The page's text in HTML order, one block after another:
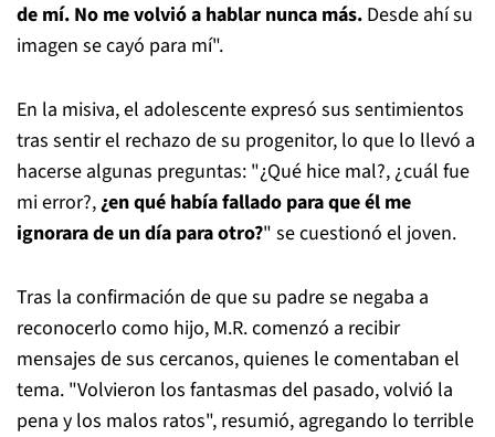
de mí. No me volvió a hablar nunca más. Desde ahí su
imagen se cayó para mí".
En la misiva, el adolescente expresó sus sentimientos
tras sentir el rechazo de su progenitor, lo que lo llevó a
hacerse algunas preguntas: "¿Qué hice mal?, ¿cuál fue
mi error?,¿en qué había fallado para que él me
ignorara de un día para otro?" se cuestionó el joven.
Tras la confirmación de que su padre se negaba a
reconocerlo como hijo, M.R. comenzó a recibir
mensajes de sus cercanos, quienes le comentaban el
tema. "Volvieron los fantasmas del pasado, volvió la
pena y los malos ratos", resumió, agregando lo terrible